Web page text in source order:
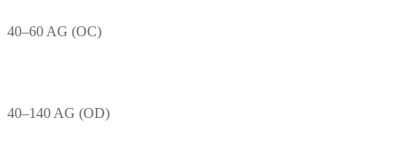
40–60 AG (OC)
40–140 AG (OD)